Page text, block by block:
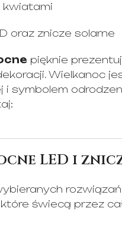
kwiatami
oraz znicze solarne
pięknie
Wielkanoc
i symbolem
LED i
które świecą przez